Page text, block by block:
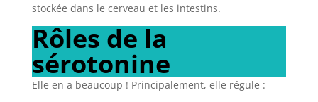
stockée dans le cerveau et les intestins.
Rôles de la
sérotonine
Elle en a beaucoup ! Principalement, elle régule :